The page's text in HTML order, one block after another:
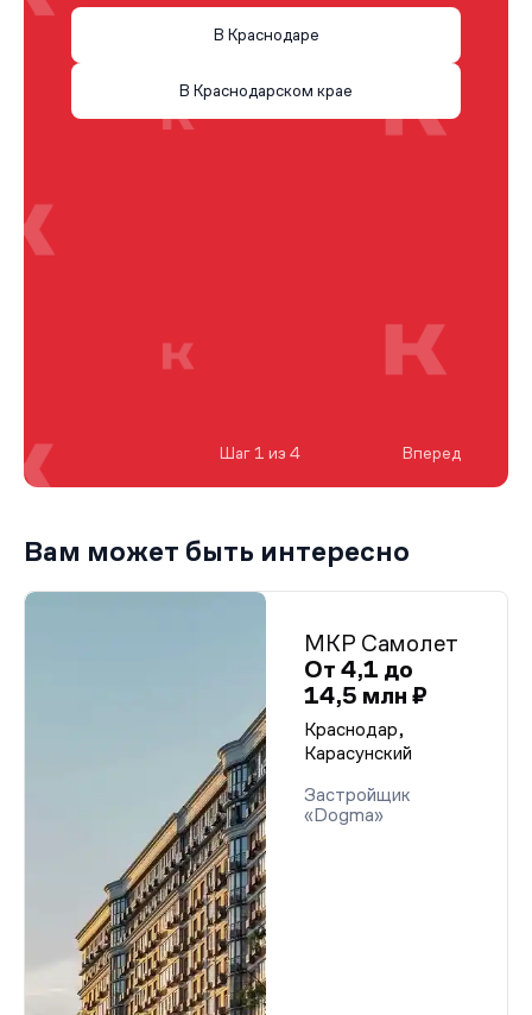
В Краснодаре
В Краснодарском крае
Шаг 1 из 4 Вперед
Вам может быть интересно
МКР Самолет
От 4,1 до
14,5 млн ₽
Краснодар,
Карасунский
Застройщик
«Dogma»